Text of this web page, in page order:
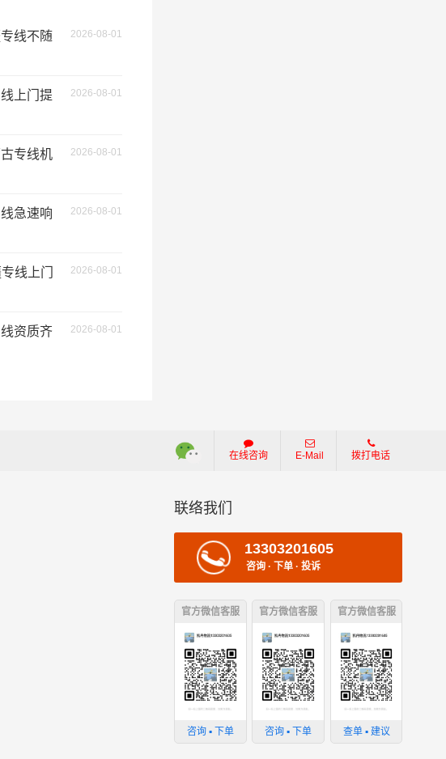
3×2×2.9
3.8×2×2.9
7×2.4×2.9
达或受到损坏；
2026-08-01
线不随
2026-08-01
上门提
2026-08-01
专线机
2026-08-01
急速响
2026-08-01
线上门
2026-08-01
资质齐
在线咨询 E-Mail 拨打电话
联络我们
13303201605
咨询 · 下单 · 投诉
官方微信客服
咨询 ▪ 下单
官方微信客服
咨询 ▪ 下单
官方微信客服
查单 ▪ 建议